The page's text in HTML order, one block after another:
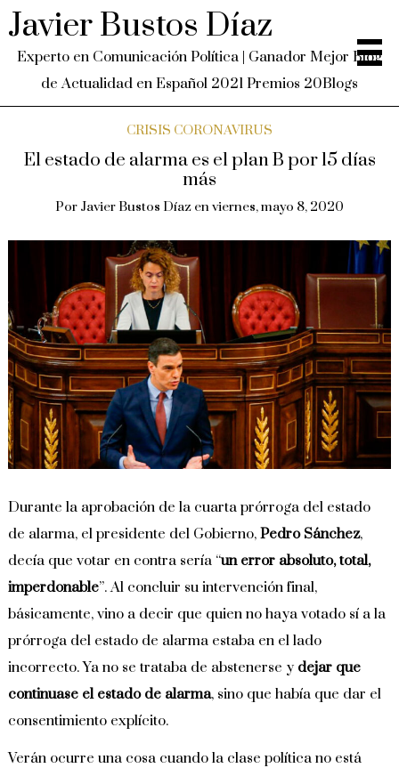
Javier Bustos Díaz
Experto en Comunicación Política | Ganador Mejor Blog
de Actualidad en Español 2021 Premios 20Blogs
CRISIS CORONAVIRUS
El estado de alarma es el plan B por 15 días
más
Por Javier Bustos Díaz enviernes, mayo 8, 2020
Durante la aprobación de la cuarta prórroga del estado
de alarma, el presidente del Gobierno,Pedro Sánchez,
decía que votar en contra sería “un error absoluto, total,
imperdonable”. Al concluir su intervención final,
básicamente, vino a decir que quien no haya votado sí a la
prórroga del estado de alarma estaba en el lado
incorrecto. Ya no se trataba de abstenerse y dejar que
continuase el estado de alarma, sino que había que dar el
consentimiento explícito.
Verán ocurre una cosa cuando la clase política no está